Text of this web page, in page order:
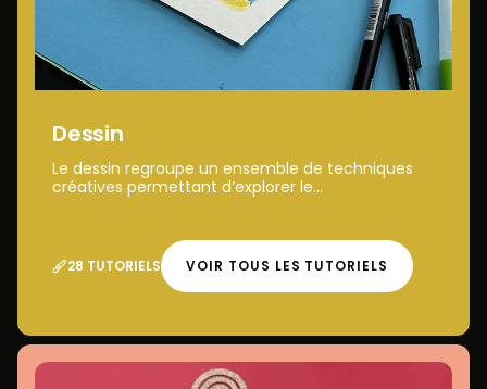
Dessin
Le dessin regroupe un ensemble de techniques
créatives permettant d’explorer le...
28 TUTORIELS VOIR TOUS LES TUTORIELS